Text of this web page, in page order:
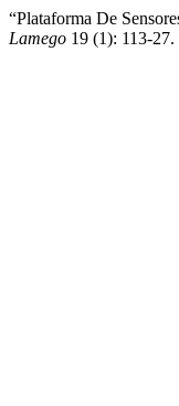
“Plataforma De
Lamego 19 (1): 113-27.